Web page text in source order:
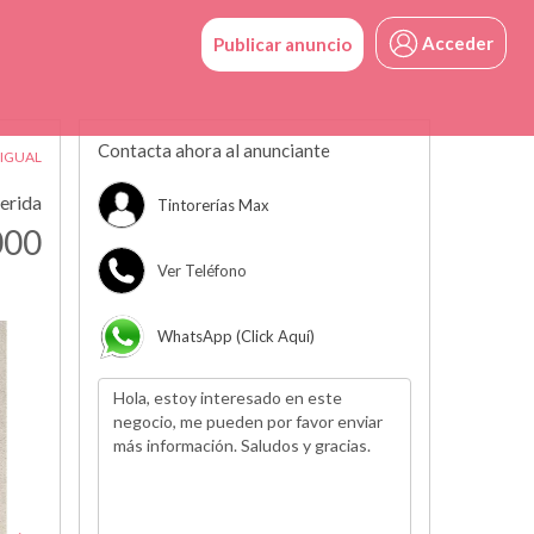
Publicar anuncio Acceder
Contacta ahora al anunciante
Tintorerías Max
Ver Teléfono
WhatsApp (click Aquí)